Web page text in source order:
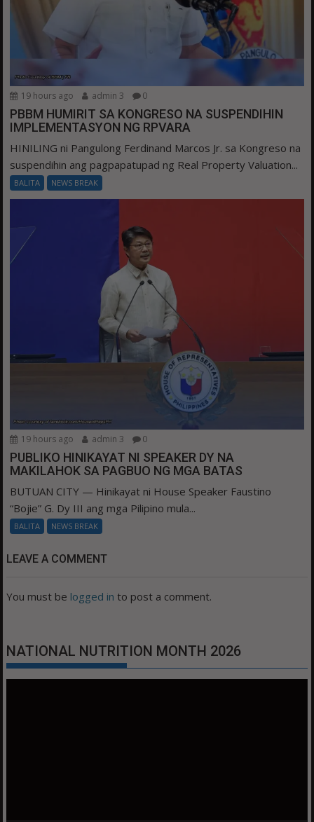
19 hours ago admin 3 0
PBBM HUMIRIT SA KONGRESO NA SUSPENDIHIN
IMPLEMENTASYON NG RPVARA
HINILING ni Pangulong Ferdinand Marcos Jr. sa Kongreso na
suspendihin ang pagpapatupad ng Real Property Valuation...
BALITA NEWS BREAK
19 hours ago admin 3 0
PUBLIKO HINIKAYAT NI SPEAKER DY NA
MAKILAHOK SA PAGBUO NG MGA BATAS
BUTUAN CITY — Hinikayat ni House Speaker Faustino
“Bojie” G. Dy III ang mga Pilipino mula...
BALITA NEWS BREAK
LEAVE A COMMENT
You must be logged in to post a comment.
NATIONAL NUTRITION MONTH 2026